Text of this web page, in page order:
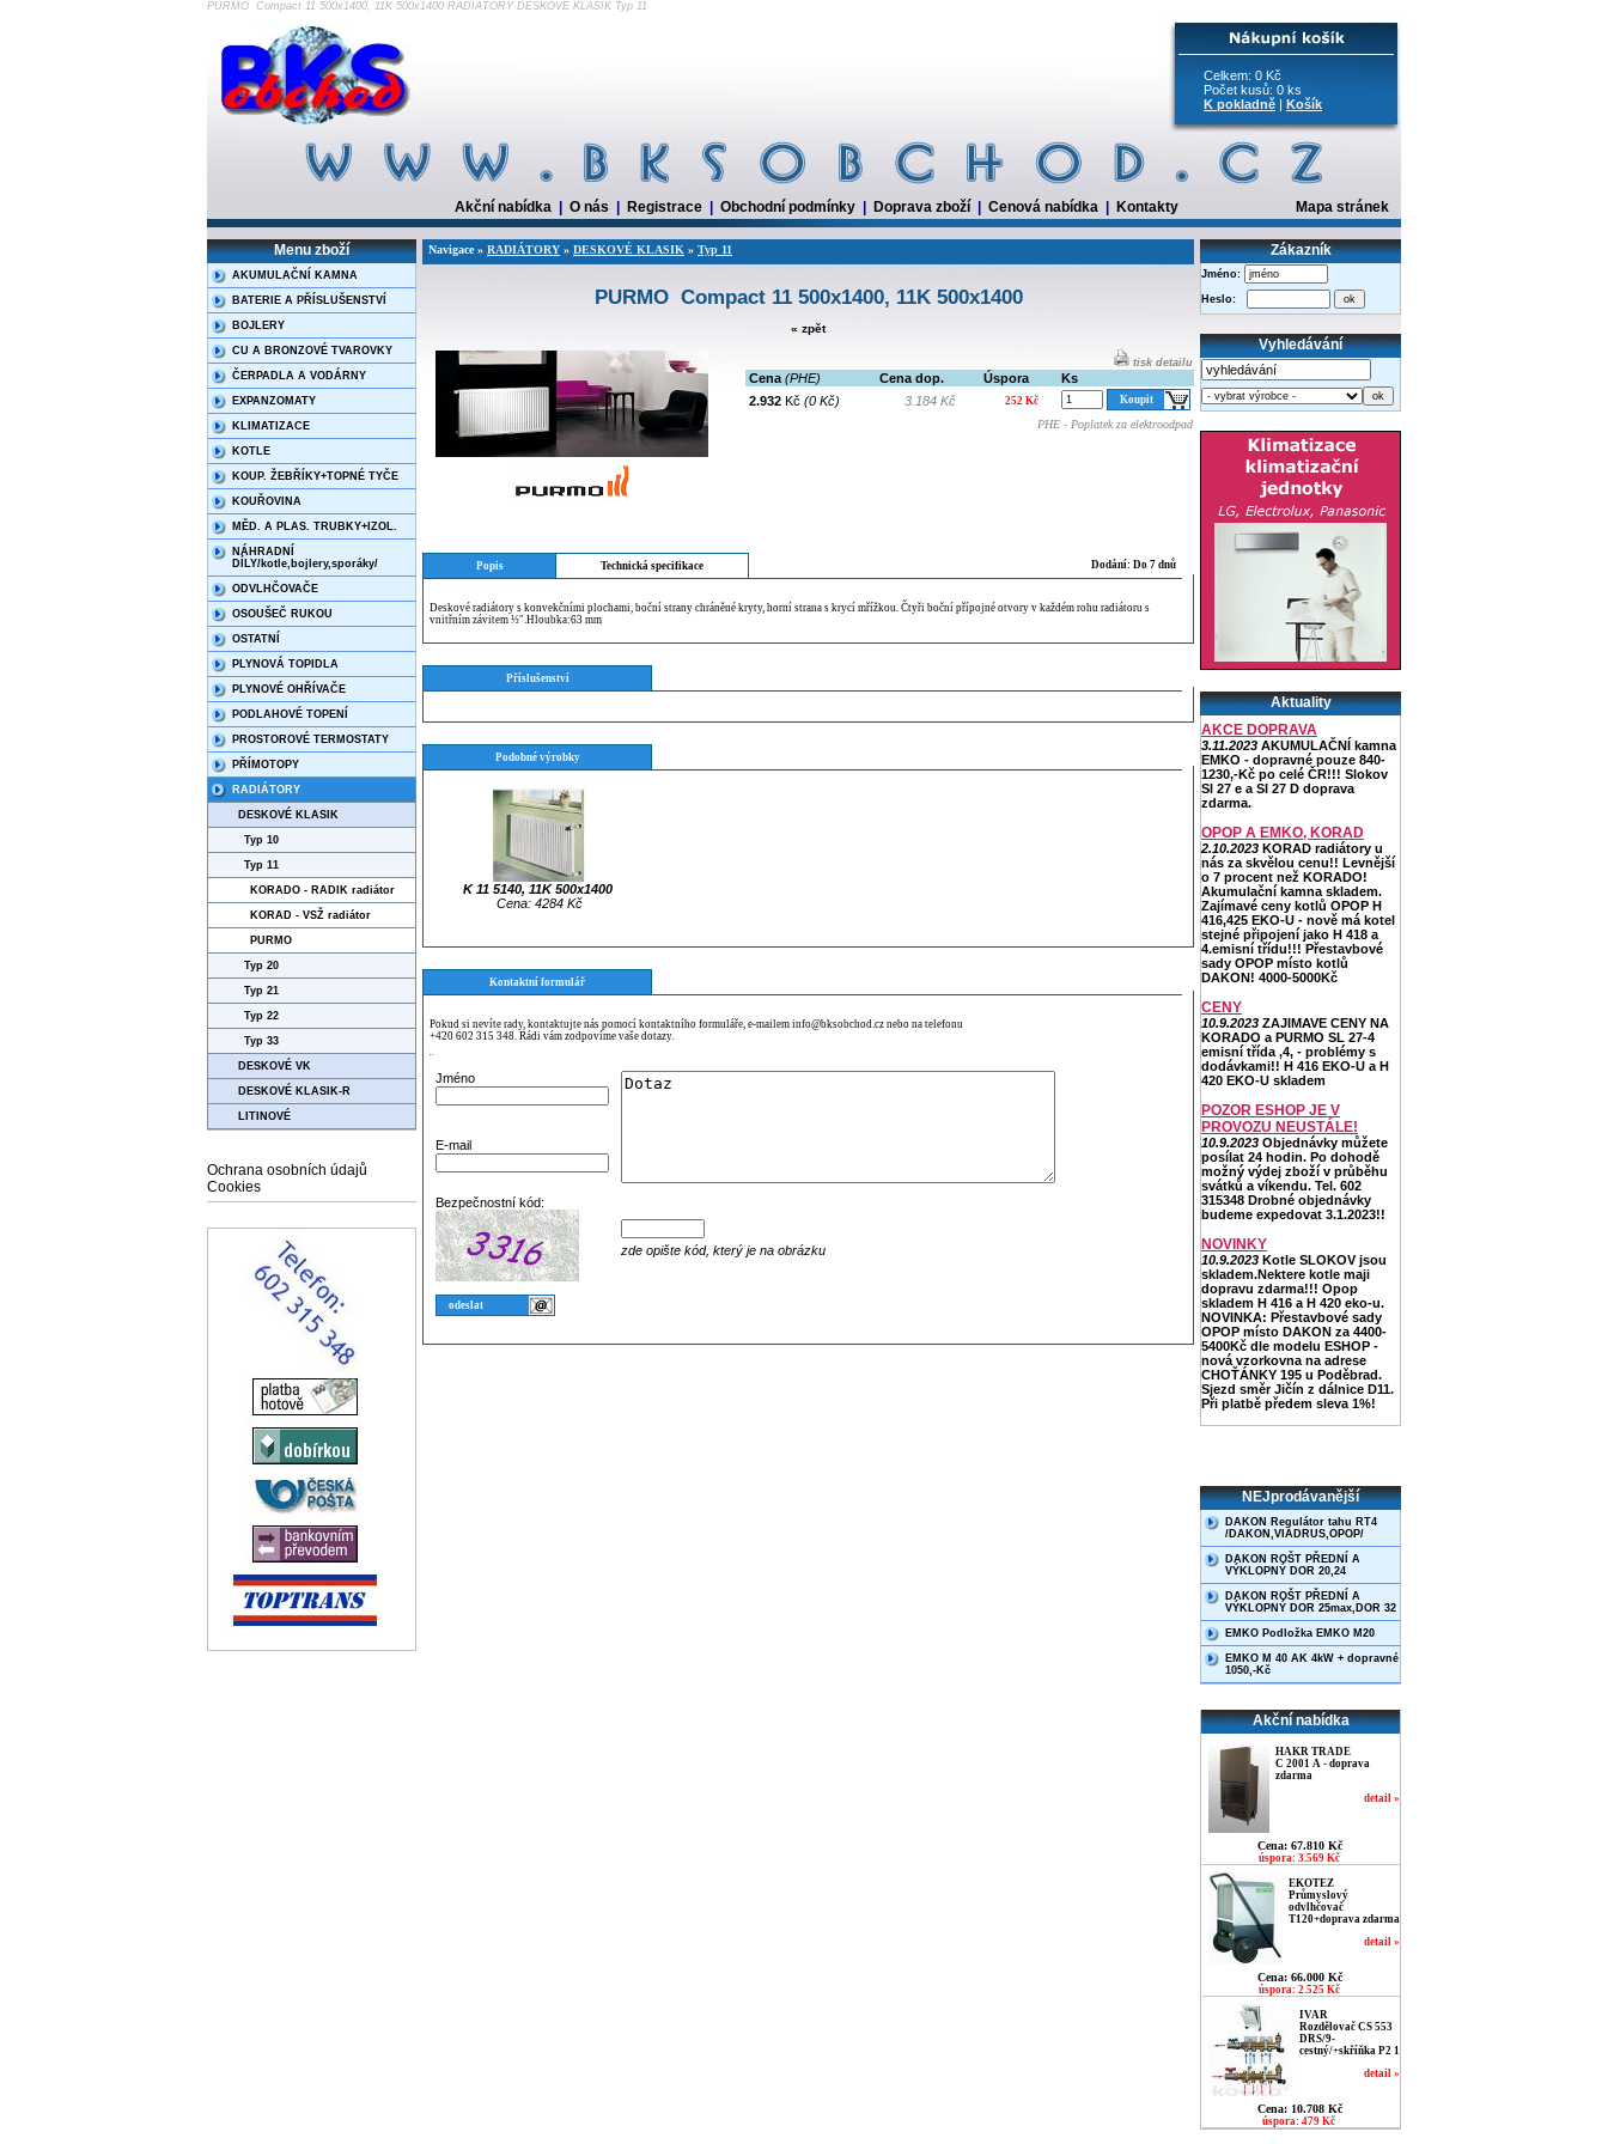
PURMO Compact 11 500x1400, 11K 500x1400 RADIÁTORY DESKOVÉ KLASIK Typ 11
Celkem: 0 Kč
Počet kusů: 0 ks
K pokladně | Košík
Akční nabídka O nás Registrace Obchodní podmínky Doprava zboží Cenová nabídka Kontakty Mapa stránek
Menu zboží
AKUMULAČNÍ KAMNA
BATERIE A PŘÍSLUŠENSTVÍ
BOJLERY
CU A BRONZOVÉ TVAROVKY
ČERPADLA A VODÁRNY
EXPANZOMATY
KLIMATIZACE
KOTLE
KOUP. ŽEBŘÍKY+TOPNÉ TYČE
KOUŘOVINA
MĚD. A PLAS. TRUBKY+IZOL.
NÁHRADNÍ
DÍLY/kotle,bojlery,sporáky/
ODVLHČOVAČE
OSOUŠEČ RUKOU
OSTATNÍ
PLYNOVÁ TOPIDLA
PLYNOVÉ OHŘÍVAČE
PODLAHOVÉ TOPENÍ
PROSTOROVÉ TERMOSTATY
PŘÍMOTOPY
RADIÁTORY
DESKOVÉ KLASIK
Typ 10
Typ 11
KORADO - RADIK radiátor
KORAD - VSŽ radiátor
PURMO
Typ 20
Typ 21
Typ 22
Typ 33
DESKOVÉ VK
DESKOVÉ KLASIK-R
LITINOVÉ
Ochrana osobních údajů
Cookies
Navigace » RADIÁTORY » DESKOVÉ KLASIK » Typ 11
PURMO Compact 11 500x1400, 11K 500x1400
« zpět
tisk detailu
Cena (PHE) Cena dop. Úspora
Ks
2.932 Kč (0 Kč) 3.184 Kč 252 Kč
PHE - Poplatek za elektroodpad
Popis Technická specifikace Dodání: Do 7 dnů
Deskové radiátory s konvekčními plochami, boční strany chráněné kryty, horní strana s krycí mřížkou. Čtyři boční přípojné otvory v každém rohu radiátoru s
vnitřním závitem ½″.Hloubka:63 mm
Příslušenství
Podobné výrobky
K 11 5140, 11K 500x1400
Cena: 4284 Kč
Kontaktní formulář
Pokud si nevíte rady, kontaktujte nás pomocí kontaktního formuláře, e-mailem info@bksobchod.cz nebo na telefonu
+420 602 315 348. Rádi vám zodpovíme vaše dotazy.
¨
Jméno
E-mail
Bezpečnostní kód:
zde opište kód, který je na obrázku
Zákazník
Jméno:
Heslo:
Vyhledávání
Aktuality
AKCE DOPRAVA
3.11.2023 AKUMULAČNÍ kamna
EMKO - dopravné pouze 840-
1230,-Kč po celé ČR!!! Slokov
Sl 27 e a Sl 27 D doprava
zdarma.
OPOP A EMKO, KORAD
2.10.2023 KORAD radiátory u
nás za skvělou cenu!! Levnější
o 7 procent než KORADO!
Akumulační kamna skladem.
Zajímavé ceny kotlů OPOP H
416,425 EKO-U - nově má kotel
stejné připojení jako H 418 a
4.emisní třídu!!! Přestavbové
sady OPOP místo kotlů
DAKON! 4000-5000Kč
CENY
10.9.2023 ZAJIMAVE CENY NA
KORADO a PURMO SL 27-4
emisní třída ,4, - problémy s
dodávkami!! H 416 EKO-U a H
420 EKO-U skladem
POZOR ESHOP JE V
PROVOZU NEUSTÁLE!
10.9.2023 Objednávky můžete
posílat 24 hodin. Po dohodě
možný výdej zboží v průběhu
svátků a víkendu. Tel. 602
315348 Drobné objednávky
budeme expedovat 3.1.2023!!
NOVINKY
10.9.2023 Kotle SLOKOV jsou
skladem.Nektere kotle maji
dopravu zdarma!!! Opop
skladem H 416 a H 420 eko-u.
NOVINKA: Přestavbové sady
OPOP místo DAKON za 4400-
5400Kč dle modelu ESHOP -
nová vzorkovna na adrese
CHOŤÁNKY 195 u Poděbrad.
Sjezd směr Jičín z dálnice D11.
Při platbě předem sleva 1%!
NEJprodávanější
DAKON Regulátor tahu RT4
/DAKON,VIADRUS,OPOP/
DAKON ROŠT PŘEDNÍ A
VÝKLOPNÝ DOR 20,24
DAKON ROŠT PŘEDNÍ A
VÝKLOPNÝ DOR 25max,DOR 32
EMKO Podložka EMKO M20
EMKO M 40 AK 4kW + dopravné
1050,-Kč
Akční nabídka
HAKR TRADE
C 2001 A - doprava
zdarma
detail »
Cena: 67.810 Kč
úspora: 3.569 Kč
EKOTEZ
Průmyslový
odvlhčovač
T120+doprava zdarma
detail »
Cena: 66.000 Kč
úspora: 2.525 Kč
IVAR
Rozdělovač CS 553
DRS/9-
cestný/+skříňka P2 1
detail »
Cena: 10.708 Kč
úspora: 479 Kč